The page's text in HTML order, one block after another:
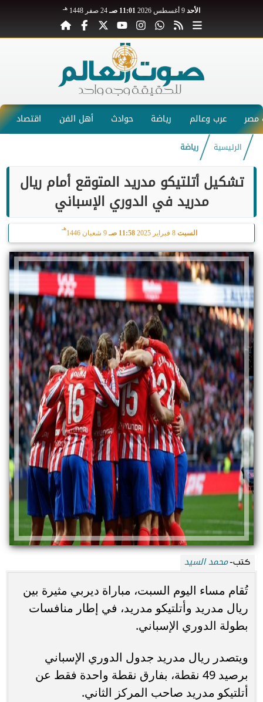
الأحد 11:01 صـ 24 صفر 1448 هـ
عرب وعالم رياضة حوادث أهل الفن اقتصاد
الرئيسية رياضة
تشكيل أتلتيكو مدريد المتوقع أمام ريال
مدريد في الدوري الإسباني
السبت 8 فبراير 2025 11:58 صـ 9 شعبان 1446
هـ
كتب-محمد السيد
تُقام مساء اليوم السبت، مباراة ديربي مثيرة بين
ريال مدريد وأتلتيكو مدريد، في إطار منافسات
بطولة الدوري الإسباني.
ويتصدر ريال مدريد جدول الدوري الإسباني
برصيد 49 نقطة، بفارق نقطة واحدة فقط عن
أتلتيكو مدريد صاحب المركز الثاني.